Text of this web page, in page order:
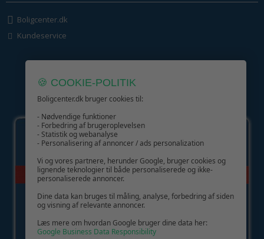
Boligcenter.dk
Kundeservice
GIV GLÆDE MED ET GAVEKORT!
🍪 COOKIE-POLITIK
Boligcenter.dk bruger cookies til:
- Nødvendige funktioner
- Forbedring af brugeroplevelsen
- Statistik og webanalyse
- Personalisering af annoncer / ads personalization
Vi og vores partnere, herunder Google, bruger cookies og
lignende teknologier til både personaliserede og ikke-
personaliserede annoncer.
Dine data kan bruges til måling, analyse, forbedring af siden
og visning af relevante annoncer.
Læs mere om hvordan Google bruger dine data her:
Google Business Data Responsibility